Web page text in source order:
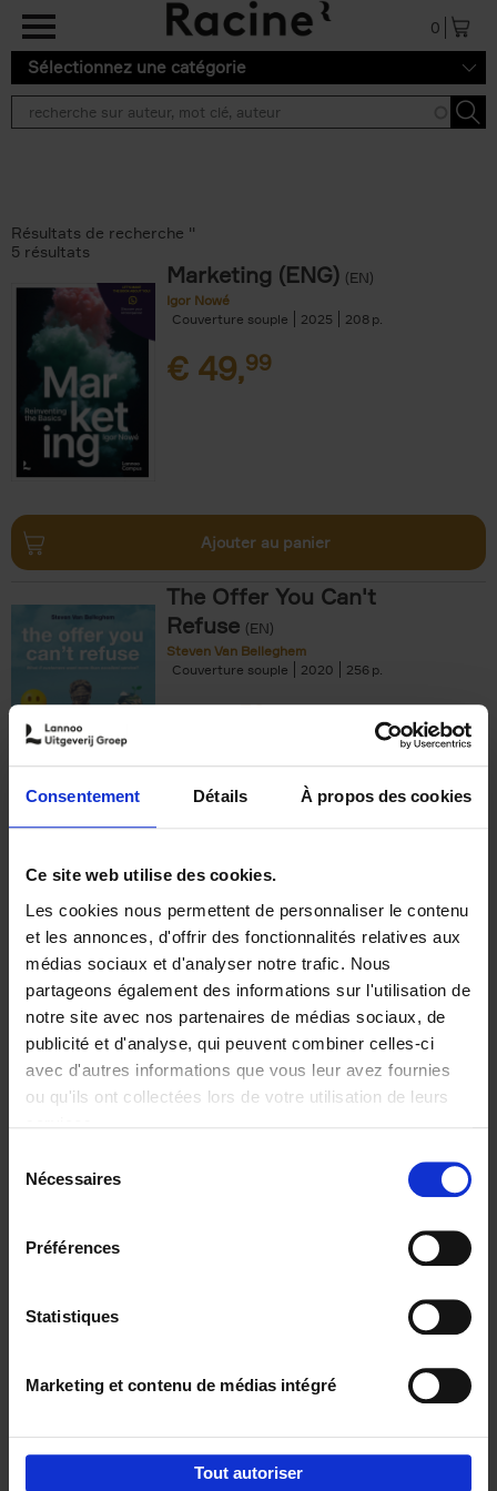
Consentement Détails À propos des cookies
Ce site web utilise des cookies.
Les cookies nous permettent de personnaliser le contenu
et les annonces, d'offrir des fonctionnalités relatives aux
médias sociaux et d'analyser notre trafic. Nous
partageons également des informations sur l'utilisation de
notre site avec nos partenaires de médias sociaux, de
publicité et d'analyse, qui peuvent combiner celles-ci
avec d'autres informations que vous leur avez fournies
ou qu'ils ont collectées lors de votre utilisation de leurs
Nécessaires
Préférences
Statistiques
Marketing et contenu de médias intégré
Tout autoriser
Aller au contenu principal
0
Sélectionnez une catégorie
Résultats de recherche ''
5 résultats
Marketing (ENG) (EN)
Igor Nowé
Couverture souple
2025 208
€ 49,99
Ajouter au panier
The Offer You Can't
Refuse (EN)
Steven Van Belleghem
Couverture souple
2020 256
€37,50
Building Bonds = Building
Business
Jochen Roef Jozefien De Feyter
Carolien Boom
Couverture souple
2025 200
€29,99
Digital marketing like a PRO -
completely revised edition (EN)